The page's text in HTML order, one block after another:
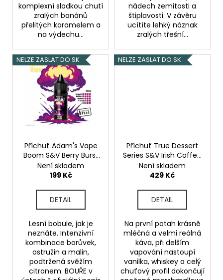
komplexní sladkou chutí
zralých banánů
přelitých karamelem a
na výdechu...
nádech zemitosti a
štiplavosti. V závěru
ucítíte lehký náznak
zralých třešní...
NELZE ZASLAT DO SK
Příchuť Adam's Vape
Boom S&V Berry Burst
5,0mlLesní plody s
citronem
Není skladem
199 Kč
DETAIL
Lesní bobule, jak je
neznáte. Intenzivní
kombinace borůvek,
ostružin a malin,
podtržená svěžím
citronem. BOUŘE v
NELZE ZASLAT DO SK
Příchuť True Dessert
Series S&V Irish Coffee
10mlIrská káva
Není skladem
429 Kč
DETAIL
Na první potah krásně
mléčná a velmi reálná
káva, při delším
vapování nastoupí
vanilka, whiskey a celý
chuťový profil dokončují